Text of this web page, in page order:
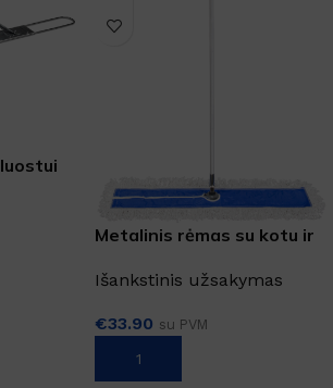
Metalinis rėmas su kotu ir
Išankstinis užsakymas
€33.90 su PVM
Į KREPŠELĮ